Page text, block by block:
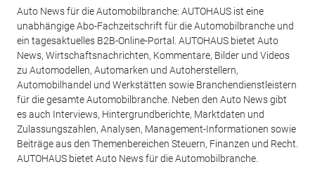
Auto News für die Automobilbranche: AUTOHAUS ist eine
unabhängige Abo-Fachzeitschrift für die Automobilbranche und
ein tagesaktuelles B2B-Online-Portal. AUTOHAUS bietet Auto
News, Wirtschaftsnachrichten, Kommentare, Bilder und Videos
zu Automodellen, Automarken und Autoherstellern,
Automobilhandel und Werkstätten sowie Branchendienstleistern
für die gesamte Automobilbranche. Neben den Auto News gibt
es auch Interviews, Hintergrundberichte, Marktdaten und
Zulassungszahlen, Analysen, Management-Informationen sowie
Beiträge aus den Themenbereichen Steuern, Finanzen und Recht.
AUTOHAUS bietet Auto News für die Automobilbranche.